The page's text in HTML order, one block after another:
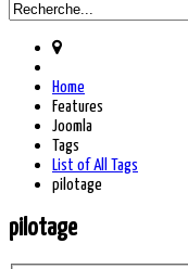
Home
Features
Joomla
Tags
List of All Tags
pilotage
pilotage